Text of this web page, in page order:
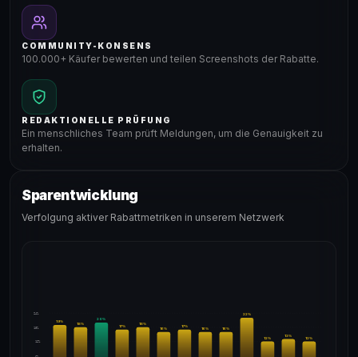
COMMUNITY-KONSENS
100.000+ Käufer bewerten und teilen Screenshots der Rabatte.
REDAKTIONELLE PRÜFUNG
Ein menschliches Team prüft Meldungen, um die Genauigkeit zu
erhalten.
Sparentwicklung
Verfolgung aktiver Rabattmetriken in unserem Netzwerk
24%
18%
12%
19%
18%
20%
17%
18%
16%
17%
16% 16%
22%
12%
13%
12%